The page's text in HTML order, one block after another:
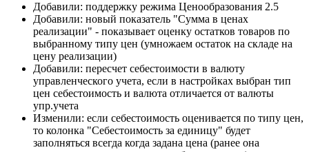
Добавили: поддержку режима Ценообразования 2.5
Добавили: новый показатель "Сумма в ценах
реализации" - показывает оценку остатков товаров по
выбранному типу цен (умножаем остаток на складе на
цену реализации)
Добавили: пересчет себестоимости в валюту
управленческого учета, если в настройках выбран тип
цен себестоимость и валюта отличается от валюты
упр.учета
Изменили: если себестоимость оценивается по типу цен,
то колонка "Себестоимость за единицу" будет
заполняться всегда когда задана цена (ранее она